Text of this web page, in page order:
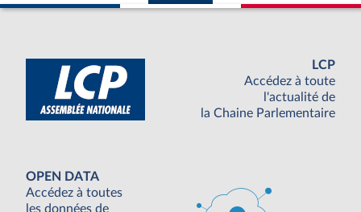
LCP
Accédez à toute
l'actualité de
la Chaine Parlementaire
OPEN DATA
Accédez à toutes
les données de